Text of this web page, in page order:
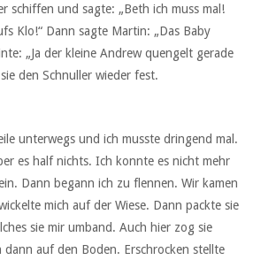
schiffen und sagte: „Beth ich muss mal!
Klo!“ Dann sagte Martin: „Das Baby
„Ja der kleine Andrew quengelt gerade
den Schnuller wieder fest.
unterwegs und ich musste dringend mal.
es half nichts. Ich konnte es nicht mehr
Dann begann ich zu flennen. Wir kamen
mich auf der Wiese. Dann packte sie
sie mir umband. Auch hier zog sie
dann auf den Boden. Erschrocken stellte